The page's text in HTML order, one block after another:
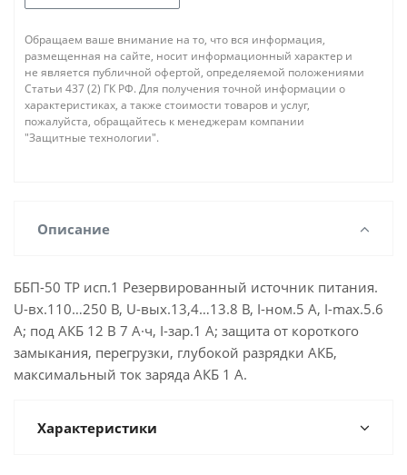
Обращаем ваше внимание на то, что вся информация,
размещенная на сайте, носит информационный характер и
не является публичной офертой, определяемой положениями
Статьи 437 (2) ГК РФ. Для получения точной информации о
характеристиках, а также стоимости товаров и услуг,
пожалуйста, обращайтесь к менеджерам компании
"Защитные технологии".
Описание
ББП-50 ТР исп.1 Резервированный источник питания.
U-вх.110…250 В, U-вых.13,4…13.8 В, I-ном.5 А, I-max.5.6
А; под АКБ 12 В 7 А·ч, I-зар.1 А; защита от короткого
замыкания, перегрузки, глубокой разрядки АКБ,
максимальный ток заряда АКБ 1 А.
Характеристики